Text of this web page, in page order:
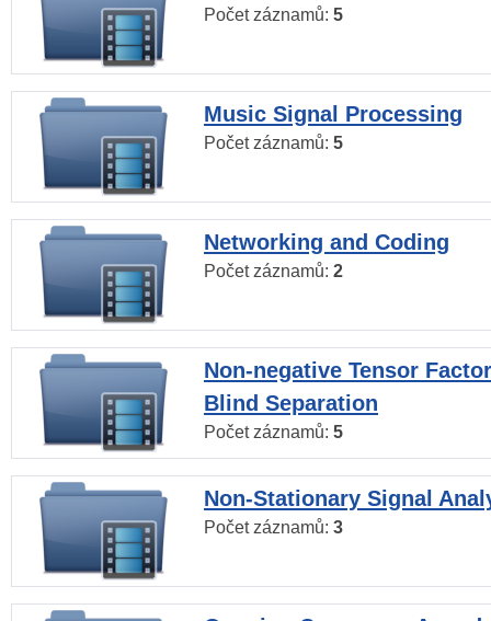
Počet záznamů: 5
Music Signal Processing
Počet záznamů: 5
Networking and Coding
Počet záznamů: 2
Non-negative Tensor
Blind Separation
Počet záznamů: 5
Non-Stationary Signal
Počet záznamů: 3